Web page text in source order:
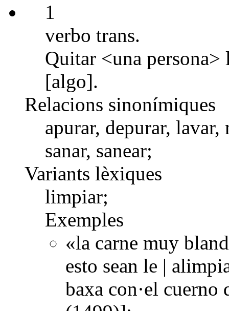
1
verbo trans.
Quitar <una persona>
[algo].
Relacions sinonímiques
apurar, depurar,
sanar, sanear;
Variants lèxiques
limpiar;
Exemples
«la carne muy
esto sean le |
baxa con·el